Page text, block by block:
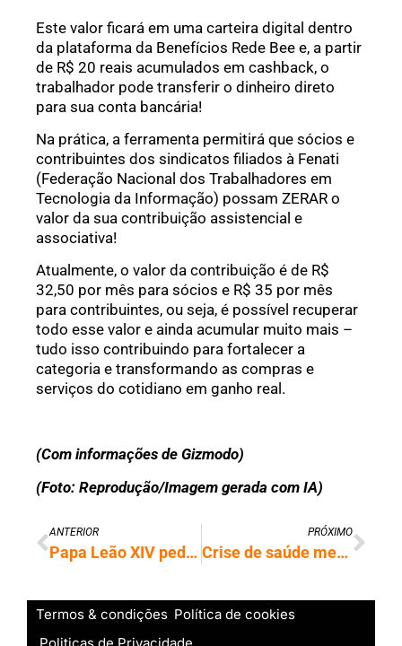
Este valor ficará em uma carteira digital dentro
da plataforma da Benefícios Rede Bee e, a partir
de R$ 20 reais acumulados em cashback, o
trabalhador pode transferir o dinheiro direto
para sua conta bancária!
Na prática, a ferramenta permitirá que sócios e
contribuintes dos sindicatos filiados à Fenati
(Federação Nacional dos Trabalhadores em
Tecnologia da Informação) possam ZERAR o
valor da sua contribuição assistencial e
associativa!
Atualmente, o valor da contribuição é de R$
32,50 por mês para sócios e R$ 35 por mês
para contribuintes, ou seja, é possível recuperar
todo esse valor e ainda acumular muito mais –
tudo isso contribuindo para fortalecer a
categoria e transformando as compras e
serviços do cotidiano em ganho real.
(Com informações de Gizmodo)
(Foto: Reprodução/Imagem gerada com IA)
ANTERIOR
Papa Leão XIV pede perdão por escravidão e relaciona a riscos da era digital
PRÓXIMO
Crise de saúde mental supera câncer e doenças cardíacas em impacto global
Termos & condições Política de cookies
Politicas de Privacidade